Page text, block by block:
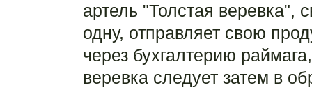
артель "Толстая веревка",
одну, отправляет свою
через бухгалтерию
веревка следует затем в